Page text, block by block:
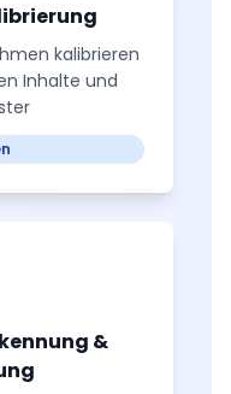
kalibrieren
Inhalte und
&